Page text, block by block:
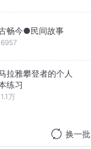
畅今●民间故事
6957
拉雅攀登者的个人
练习
1.1万
换一批